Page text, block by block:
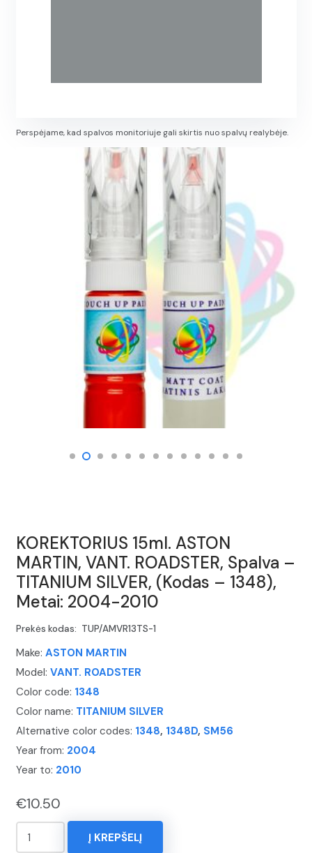
Perspėjame, kad spalvos monitoriuje gali skirtis nuo spalvų realybėje.
KOREKTORIUS 15ml. ASTON
MARTIN, VANT. ROADSTER, Spalva –
TITANIUM SILVER, (Kodas – 1348),
Metai: 2004-2010
Prekės kodas: TUP/AMVR13TS-1
Make: ASTON MARTIN
Model: VANT. ROADSTER
Color code: 1348
Color name: TITANIUM SILVER
Alternative color codes: 1348, 1348D, SM56
Year from: 2004
Year to: 2010
€10.50
produkto
Į KREPŠELĮ